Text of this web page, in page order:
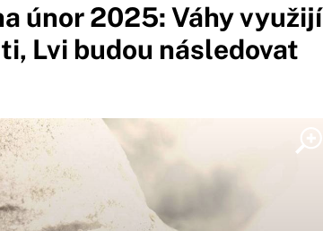
únor 2025: Váhy využijí
Lvi budou následovat